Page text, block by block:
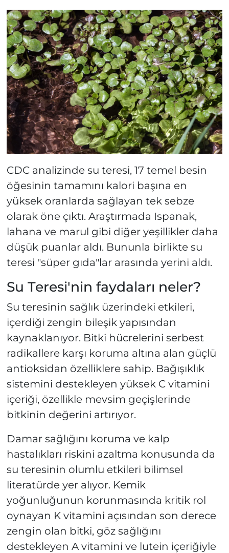
CDC analizinde su teresi, 17 temel besin
öğesinin tamamını kalori başına en
yüksek oranlarda sağlayan tek sebze
olarak öne çıktı. Araştırmada Ispanak,
lahana ve marul gibi diğer yeşillikler daha
düşük puanlar aldı. Bununla birlikte su
teresi "süper gıda"lar arasında yerini aldı.
Su Teresi'nin faydaları neler?
Su teresinin sağlık üzerindeki etkileri,
içerdiği zengin bileşik yapısından
kaynaklanıyor. Bitki hücrelerini serbest
radikallere karşı koruma altına alan güçlü
antioksidan özelliklere sahip. Bağışıklık
sistemini destekleyen yüksek C vitamini
içeriği, özellikle mevsim geçişlerinde
bitkinin değerini artırıyor.
Damar sağlığını koruma ve kalp
hastalıkları riskini azaltma konusunda da
su teresinin olumlu etkileri bilimsel
literatürde yer alıyor. Kemik
yoğunluğunun korunmasında kritik rol
oynayan K vitamini açısından son derece
zengin olan bitki, göz sağlığını
destekleyen A vitamini ve lutein içeriğiyle